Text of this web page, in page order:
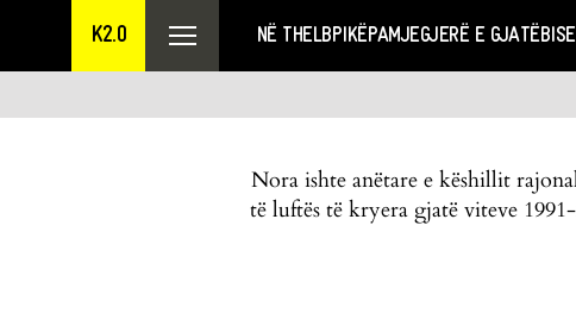
K2.0 NË THELBPIKËPAMJEGJERË E GJATË
Nora ishte anëtare e këshillit
të luftës të kryera gjatë viteve